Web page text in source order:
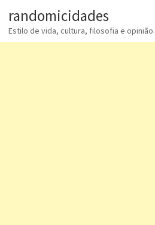
randomicidades
Estilo de vida, cultura, filosofia e opinião.